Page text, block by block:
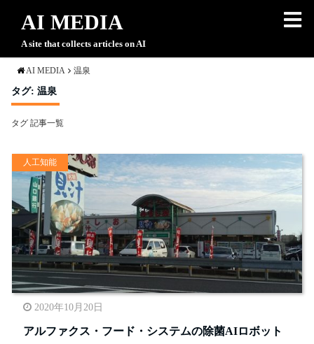
AI MEDIA
A site that collects articles on AI
AI MEDIA 温泉
タグ: 温泉
タグ 記事一覧
人工知能
2020年10月20日
アルファクス・フード・システムの除菌AIロボット